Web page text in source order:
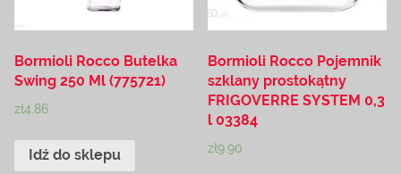
Bormioli Rocco Butelka
Swing 250 Ml (775721)
zł4.86
Idź do sklepu
Bormioli Rocco Pojemnik
szklany prostokątny
FRIGOVERRE SYSTEM 0,3
l 03384
zł9.90